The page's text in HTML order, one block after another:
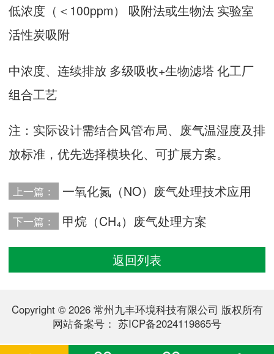
低浓度（＜100ppm） 吸附法或生物法‌ 实验室
活性炭吸附‌
中浓度、连续排放 多级吸收+生物滤塔‌ 化工厂
组合工艺‌
注：实际设计需结合风管布局、废气温湿度及排
放标准，优先选择模块化、可扩展方案‌。
上一篇： 一氧化氮（NO）废气处理技术应用
下一篇： 甲烷（CH₄）废气处理方案
返回列表
Copyright © 2026 常州九丰环境科技有限公司 版权所有
网站备案号： 苏ICP备2024119865号